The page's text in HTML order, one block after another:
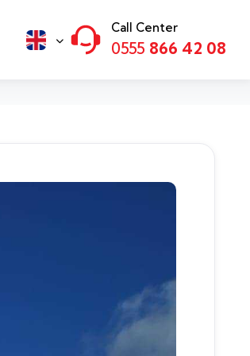
Call Center
0555 866 42 08